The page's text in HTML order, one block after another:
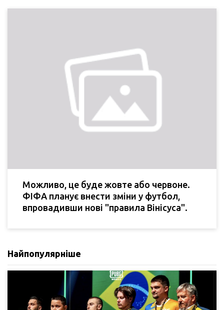
Можливо, це буде жовте або червоне.
ФІФА планує внести зміни у футбол,
впровадивши нові "правила Вінісуса".
Найпопулярніше